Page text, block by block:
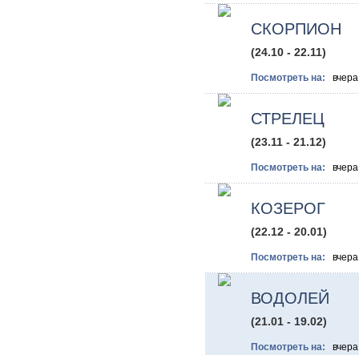
СКОРПИОН
(24.10 - 22.11)
Посмотреть на:
СТРЕЛЕЦ
(23.11 - 21.12)
Посмотреть на:
КОЗЕРОГ
(22.12 - 20.01)
Посмотреть на:
ВОДОЛЕЙ
(21.01 - 19.02)
Посмотреть на: